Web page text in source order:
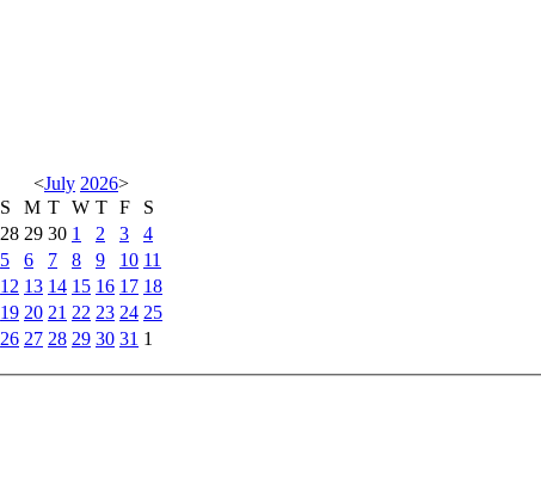
<July 2026>
S
M T W T F
S
28 29 30 1 2 3
4
5
6 7 8 9 10 11
12 13 14 15 16 17 18
19 20 21 22 23 24 25
26 27 28 29 30 31 1